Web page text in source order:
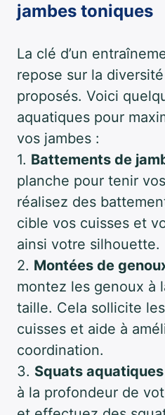
jambes toniques
La clé d’un
repose sur la
proposés. Voici
aquatiques pour
vos jambes :
1. Battements de
planche pour tenir
réalisez des
cible vos cuisses et
ainsi votre silhouette.
2. Montées de
montez les genoux à
taille. Cela sollicite
cuisses et aide à
coordination.
3. Squats aquatiques
à la profondeur de